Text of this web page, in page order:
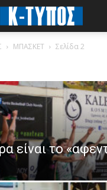
ΜΠΑΣΚΕΤ Σελίδα 2
είναι το